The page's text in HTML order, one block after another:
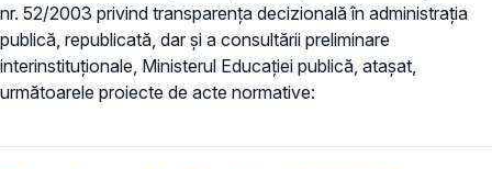
nr. 52/2003 privind transparenţa decizională în administraţia
publică, republicată, dar și a consultării preliminare
interinstituționale, Ministerul Educaţiei publică, atașat,
următoarele proiecte de acte normative: